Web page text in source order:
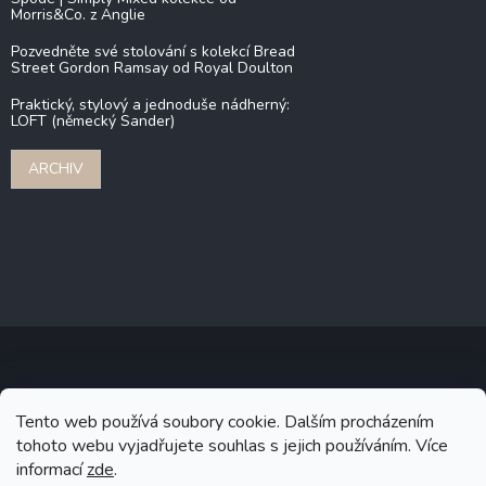
Tento web používá soubory cookie. Dalším procházením
tohoto webu vyjadřujete souhlas s jejich používáním. Více
informacízde.
Morris&Co. z Anglie
Pozvedněte své stolování s kolekcí Bread
Street Gordon Ramsay od Royal Doulton
Praktický, stylový a jednoduše nádherný:
LOFT (německý Sander)
ARCHIV
Copyright 2026 Stonebridge . Všechna práva vyhrazena. Upravit
nastavení cookies
Grafický návrh vytvořil a na Shoptet implementoval